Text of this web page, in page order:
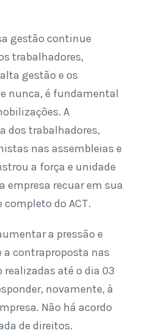
gestão continue
trabalhadores,
gestão e os
nunca, é fundamental
A
dos trabalhadores,
nas assembleias e
a força e unidade
empresa recuar em sua
do ACT.
a pressão e
contraproposta nas
realizadas até o dia 03
novamente, à
Não há acordo
de direitos.